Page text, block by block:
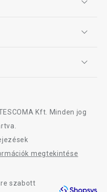
Kft. Minden jog
megtekintése
szabott